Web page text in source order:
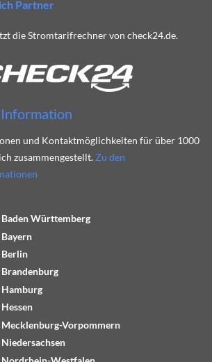
Partner
die Stromtarifrechner von check24.de.
und Kontaktmöglichkeiten für über 1000
zusammengestellt. Zu den
Württemberg
Vorpommern